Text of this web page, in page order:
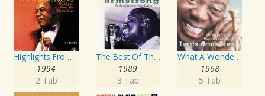
Highlights From His Decca Years
1994
2 Tab
The Best Of The Decca Years Volume One: The Singer
1989
3 Tab
What A Wonderful World
1968
5 Tab